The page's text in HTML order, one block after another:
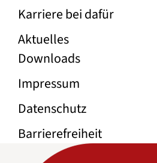
Karriere bei dafür
Aktuelles
Rechtliche Links
Downloads
Impressum
Datenschutz
Barrierefreiheit